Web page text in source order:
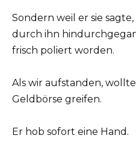
Sondern weil er sie
durch ihn
frisch poliert worden.
Als wir aufstanden,
Geldbörse greifen.
Er hob sofort eine Hand.